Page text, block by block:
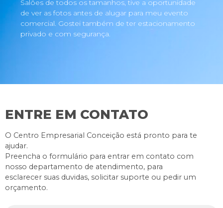
Salões de todos os tamanhos, tive a oportunidade
de ver as fotos antes de alugar para meu evento
comercial. Gostei também de ter estacionamento
privado e com segurança.
ENTRE EM CONTATO
O Centro Empresarial Conceição está pronto para te
ajudar.
Preencha o formulário para entrar em contato com
nosso departamento de atendimento, para
esclarecer suas duvidas, solicitar suporte ou pedir um
orçamento.